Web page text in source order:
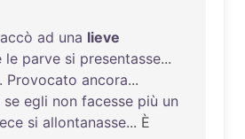
ad una lieve
le parve si presentasse...
Provocato ancora...
se egli non facesse più un
si allontanasse... È